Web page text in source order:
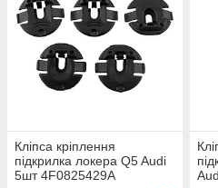
Кліпса кріплення
підкрилка локера Q5 Audi
5шт 4F0825429A